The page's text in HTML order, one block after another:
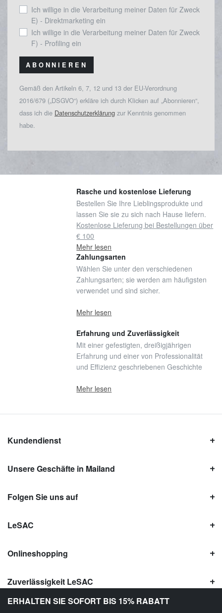
Ich willige in die Verarbeitung meiner Daten für Zweck
E) - Direktmarketing ein
Ich willige in die Verarbeitung meiner Daten für Zweck
F) - Profiling ein
ABONNIEREN
Gemäß den Artikeln 6, 7, 12 und 13 der EU-Verordnung
2016/679 („DSGVO“) erkläre ich durch Klicken auf „Abonnieren“,
dass ich die Datenschutzerklärung zur Kenntnis genommen
habe.
ERHALTEN SIE SOFORT BIS 15% RABATT
Rasche und kostenlose Lieferung
Bestellen Sie Ihre Lieblingsprodukte und
lassen Sie sie zu sich nach Hause liefern.
Kostenlose Lieferung bei Bestellungen über
€ 100
Mehr lesen
Zahlungsarten
Wählen Sie unter den verschiedenen
Zahlungsarten; sie werden am häufigsten
verwendet und sind sicher.
Mehr lesen
Erfahrung und Zuverlässigkeit
Mit einer gefestigten, dreißigjährigen
Erfahrung und einer von Professionalität
und Effizienz geschriebenen Geschichte
Mehr lesen
Kundendienst
Unsere Geschäfte in Mailand
Folgen Sie uns auf
LeSAC
Onlineshopping
Zuverlässigkeit LeSAC